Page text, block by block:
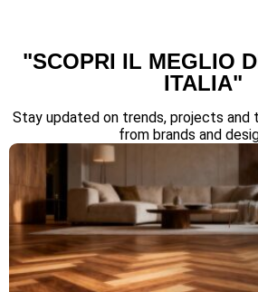
"SCOPRI IL MEGLIO
ITALIA"
Stay updated on trends, projects
from brands and